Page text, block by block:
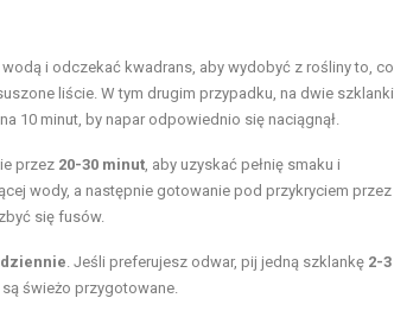
i odczekać kwadrans, aby wydobyć z rośliny to, co
liście. W tym drugim przypadku, na dwie szklanki
10 minut, by napar odpowiednio się naciągnął.
przez 20-30 minut, aby uzyskać pełnię smaku i
wody, a następnie gotowanie pod przykryciem przez
się fusów.
. Jeśli preferujesz odwar, pij jedną szklankę 2-3
są świeżo przygotowane.